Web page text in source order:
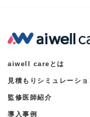
aiwell careとは
見積もりシミュレーショ
監修医師紹介
導入事例